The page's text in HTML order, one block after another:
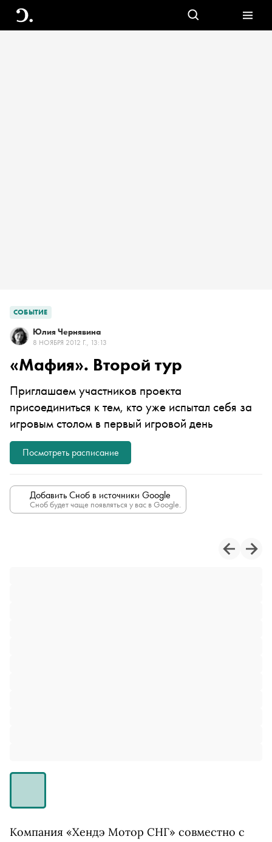
СОБЫТИЕ
Юлия Чернявина
8 НОЯБРЯ 2012 Г., 13:13
«Мафия». Второй тур
Приглашаем участников проекта
присоединиться к тем, кто уже испытал себя за
игровым столом в первый игровой день
Посмотреть расписание
Добавить Сноб в источники Google
Сноб будет чаще появляться у вас в Google.
Компания «Хендэ Мотор СНГ» совместно с